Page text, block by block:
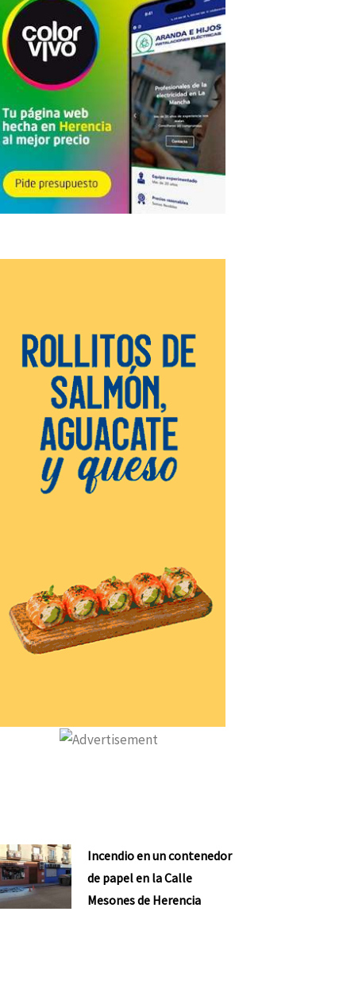
Incendio en un contenedor
de papel en la Calle
Mesones de Herencia